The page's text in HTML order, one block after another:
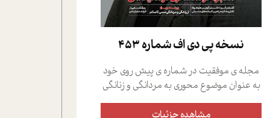
نسخه پي دي اف شماره 453
مجله ی موفقیت در شماره ی پیش روی خود
به عنوان موضوع محوری به مردانگی و زنانگی
سمی پرداخته است؛ علاوه بر این که؛ گفت و
گویی اختصاصی داشته ایم با فردین علیخواه،